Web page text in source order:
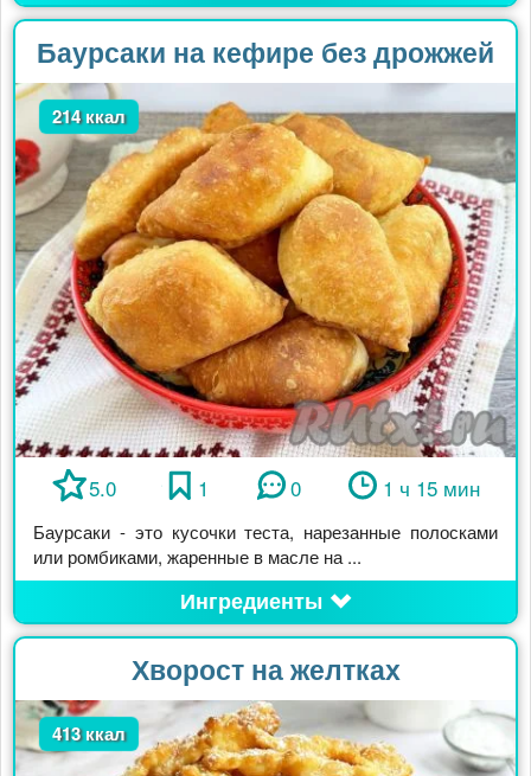
Баурсаки на кефире без дрожжей
214 ккал
5.0 1 0 1 ч 15 мин
Баурсаки - это кусочки теста, нарезанные полосками
или ромбиками, жаренные в масле на ...
Ингредиенты
Хворост на желтках
413 ккал